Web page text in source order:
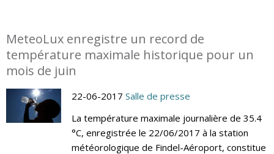
MeteoLux enregistre un record de
température maximale historique pour un
mois de juin
22-06-2017 Salle de presse
La température maximale journalière de 35.4
°C, enregistrée le 22/06/2017 à la station
météorologique de Findel-Aéroport, constitue